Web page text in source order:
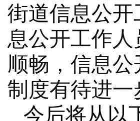
街道信息公
息公开工作
顺畅，信息
制度有待进
今后将从以